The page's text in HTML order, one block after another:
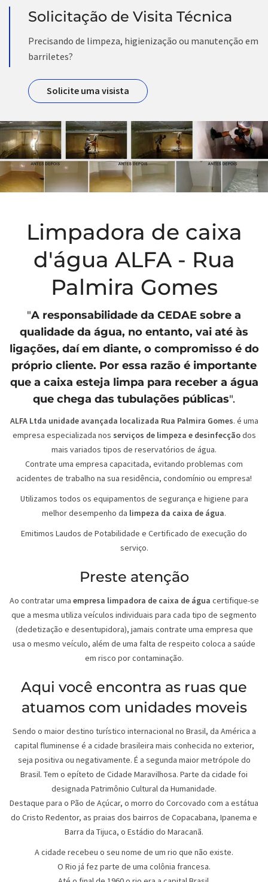
Solicitação de Visita Técnica
Precisando de limpeza, higienização ou manutenção em
barriletes?
Solicite uma visista
Limpadora de caixa
d'água ALFA - Rua
Palmira Gomes
"A responsabilidade da CEDAE sobre a
qualidade da água, no entanto, vai até às
ligações, daí em diante, o compromisso é do
próprio cliente. Por essa razão é importante
que a caixa esteja limpa para receber a água
que chega das tubulações públicas".
ALFA Ltda unidade avançada localizada Rua Palmira Gomes. é uma
empresa especializada nos serviços de limpeza e desinfecçãodos
mais variados tipos de reservatórios de água.
Contrate uma empresa capacitada, evitando problemas com
acidentes de trabalho na sua residência, condomínio ou empresa!
Utilizamos todos os equipamentos de segurança e higiene para
melhor desempenho da limpeza da caixa de água.
Emitimos Laudos de Potabilidade e Certificado de execução do
serviço.
Preste atenção
Ao contratar uma empresa limpadora de caixa de água certifique-se
que a mesma utiliza veículos individuais para cada tipo de segmento
(dedetização e desentupidora), jamais contrate uma empresa que
usa o mesmo veículo, além de uma falta de respeito coloca a saúde
em risco por contaminação.
Aqui você encontra as ruas que
atuamos com unidades moveis
Sendo o maior destino turístico internacional no Brasil, da América a
capital fluminense é a cidade brasileira mais conhecida no exterior,
seja positiva ou negativamente. É a segunda maior metrópole do
Brasil. Tem o epíteto de Cidade Maravilhosa. Parte da cidade foi
designada Patrimônio Cultural da Humanidade.
Destaque para o Pão de Açúcar, o morro do Corcovado com a estátua
do Cristo Redentor, as praias dos bairros de Copacabana, Ipanema e
Barra da Tijuca, o Estádio do Maracanã.
A cidade recebeu o seu nome de um rio que não existe.
O Rio já fez parte de uma colônia francesa.